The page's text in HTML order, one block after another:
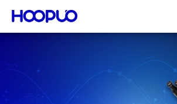
Microscope objective